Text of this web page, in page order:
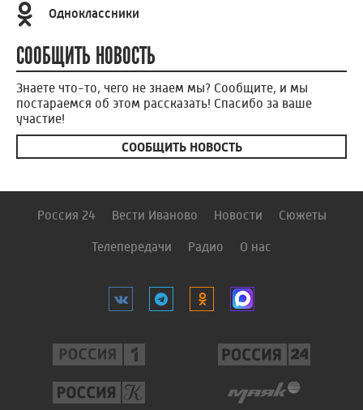
Одноклассники
СООБЩИТЬ НОВОСТЬ
Знаете что-то, чего не знаем мы? Сообщите, и мы
постараемся об этом рассказать! Спасибо за ваше
участие!
СООБЩИТЬ НОВОСТЬ
Россия 24 Вести Иваново Новости Сюжеты
Телепередачи Радио О нас